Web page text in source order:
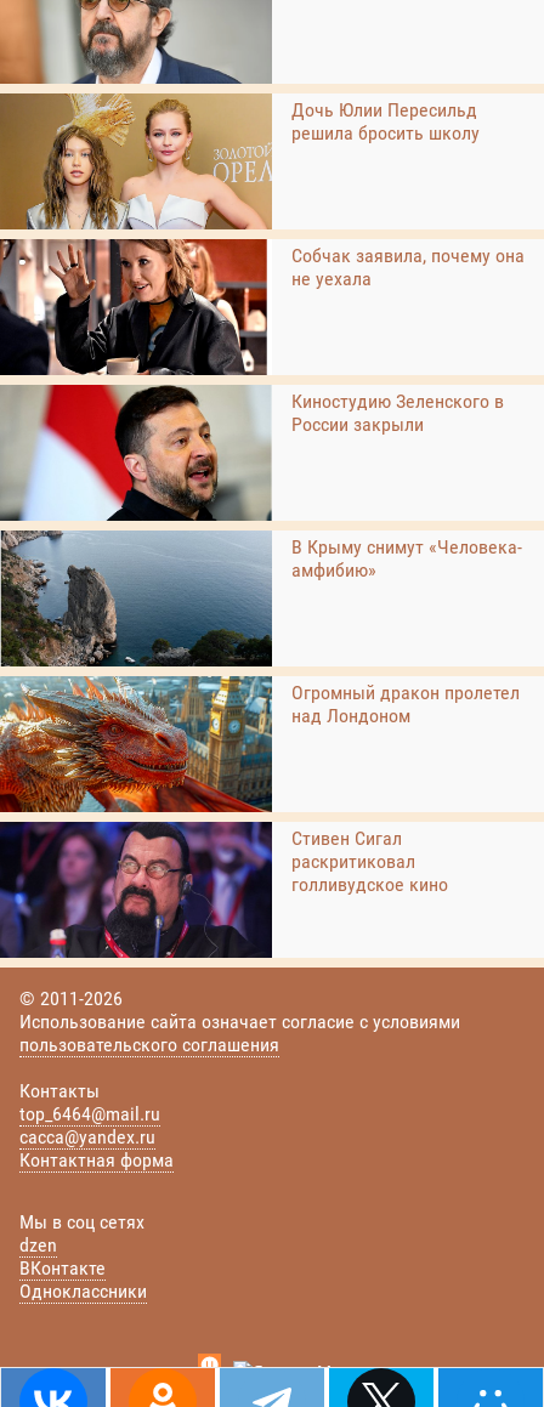
Дочь Юлии Пересильд
решила бросить школу
Собчак заявила, почему она
не уехала
Киностудию Зеленского в
России закрыли
В Крыму снимут «Человека-
амфибию»
Огромный дракон пролетел
над Лондоном
Стивен Сигал
раскритиковал
голливудское кино
© 2011-2026
Использование сайта означает согласие с условиями
пользовательского соглашения
Контакты
top_6464@mail.ru
cacca@yandex.ru
Контактная форма
Мы в соц сетях
dzen
ВКонтакте
Одноклассники